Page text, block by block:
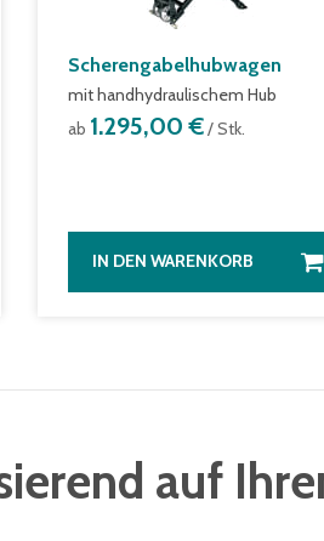
Scherengabelhubwagen
mit handhydraulischem Hub
ab 1.295,00 €/ Stk.
IN DEN WARENKORB
auf